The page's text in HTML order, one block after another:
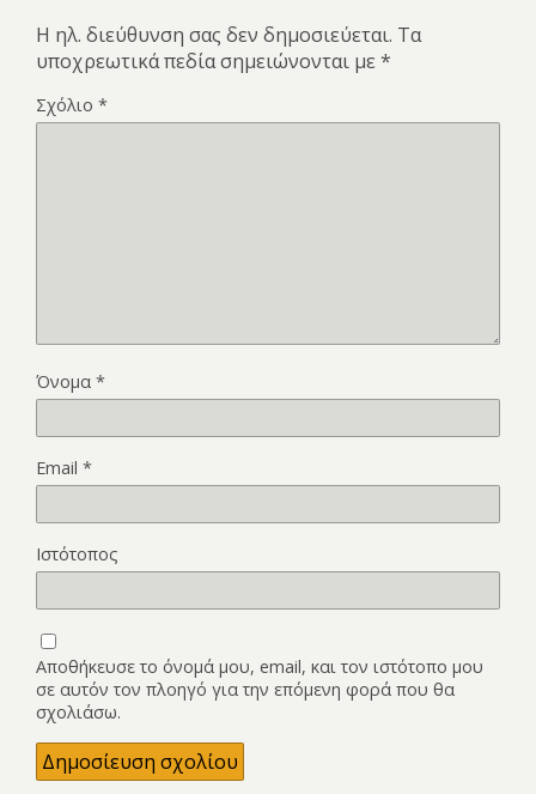
Η ηλ. διεύθυνση σας δεν δημοσιεύεται. Τα
υποχρεωτικά πεδία σημειώνονται με *
Σχόλιο *
Όνομα *
Email *
Ιστότοπος
Αποθήκευσε το όνομά μου, email, και τον ιστότοπο μου
σε αυτόν τον πλοηγό για την επόμενη φορά που θα
σχολιάσω.